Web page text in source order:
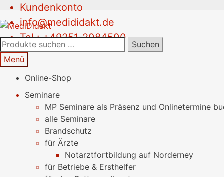
Kundenkonto
info@medididakt.de
Tel.: +49251-2084500
Navigation
springen
zum
Inhalt
Suchen
nach:
Suchen
Menü
Online-Shop
Seminare
MP Seminare als Präsenz und Onlinetermine
alle Seminare
Brandschutz
für Ärzte
Notarztfortbildung auf Norderney
für Betriebe & Ersthelfer